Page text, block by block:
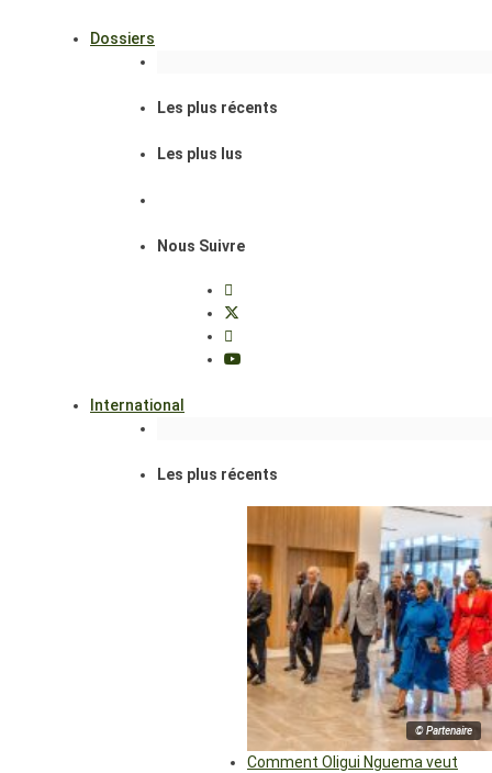
Dossiers
Les plus récents
Les plus lus
Nous Suivre
International
Les plus récents
© Partenaire
Comment Oligui Nguema veut